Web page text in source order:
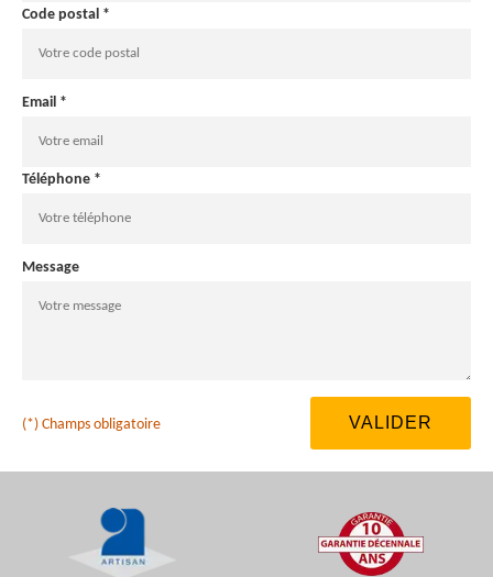
Code postal *
Email *
Téléphone *
Message
(*) Champs obligatoire